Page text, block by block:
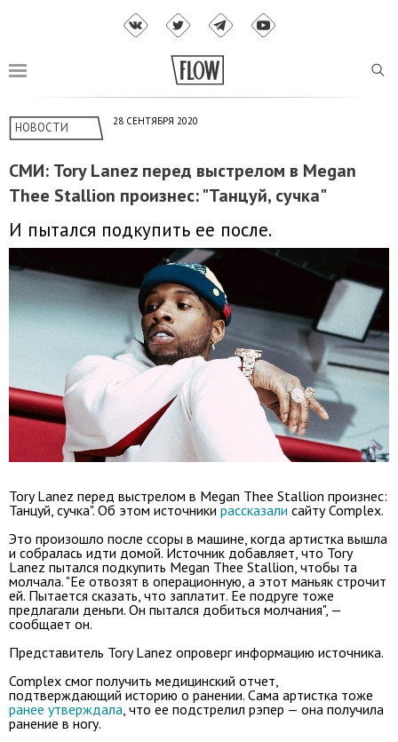
НОВОСТИ 28 СЕНТЯБРЯ 2020
СМИ: Tory Lanez перед выстрелом в Megan
Thee Stallion произнес: "Танцуй, сучка"
И пытался подкупить ее после.
Tory Lanez перед выстрелом в Megan Thee Stallion произнес:
Танцуй, сучка". Об этом источники рассказали сайту Complex.
Это произошло после ссоры в машине, когда артистка вышла
и собралась идти домой. Источник добавляет, что Tory
Lanez пытался подкупить Megan Thee Stallion, чтобы та
молчала. "Ее отвозят в операционную, а этот маньяк строчит
ей. Пытается сказать, что заплатит. Ее подруге тоже
предлагали деньги. Он пытался добиться молчания", —
сообщает он.
Представитель Tory Lanez опроверг информацию источника.
Complex смог получить медицинский отчет,
подтверждающий историю о ранении. Сама артистка тоже
ранее утверждала, что ее подстрелил рэпер — она получила
ранение в ногу.